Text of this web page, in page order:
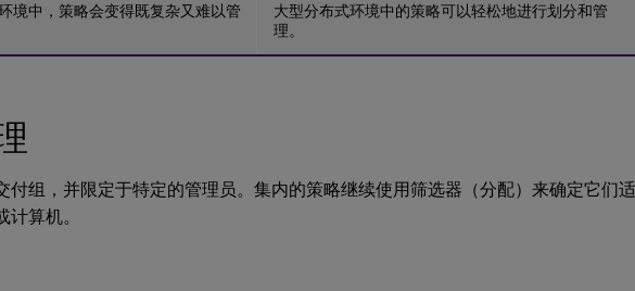
境中，策略会变得既复杂又难以管
大型分布式环境中的策略可以轻松地进行划分和管
理。
付组，并限定于特定的管理员。集内的策略继续使用筛选器（分配）来确定它们适
计算机。